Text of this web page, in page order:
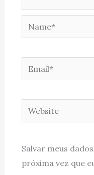
Name*
Email*
Website
Salvar meus
próxima vez que